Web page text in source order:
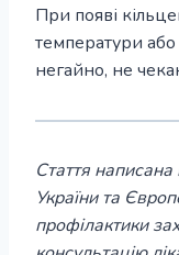
При появі
температури або
негайно, не
Стаття
України та
профілактики